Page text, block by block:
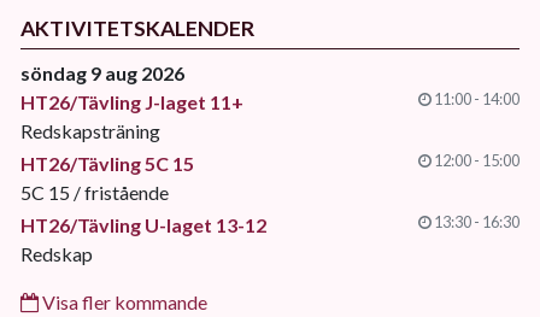
AKTIVITETSKALENDER
söndag 9 aug 2026
HT26/Tävling J-laget 11+
11:00 - 14:00
Redskapsträning
HT26/Tävling 5C 15
12:00 - 15:00
5C 15 / fristående
HT26/Tävling U-laget 13-12
13:30 - 16:30
Redskap
Visa fler kommande